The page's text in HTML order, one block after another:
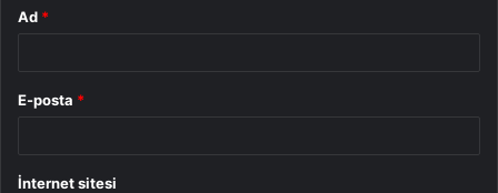
Ad *
E-posta *
İnternet sitesi